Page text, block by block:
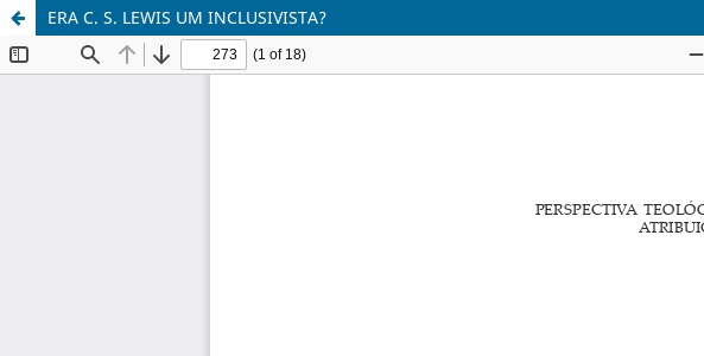
ERA C. S. LEWIS UM INCLUSIVISTA?